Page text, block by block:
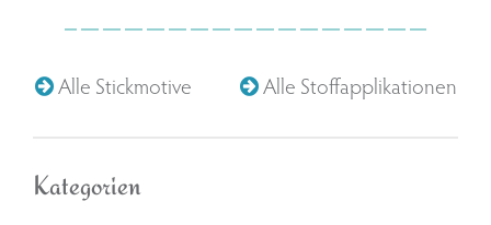
Alle Stickmotive Alle Stoffapplikationen
Kategorien